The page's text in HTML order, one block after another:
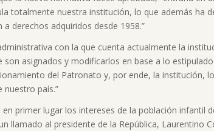
totalmente nuestra institución, lo que además ha
derechos adquiridos desde 1958.”
con la que cuenta actualmente la
asignados y modificarlos en base a lo
del Patronato y, por ende, la institución,
nuestro país.”
primer lugar los intereses de la población infantil
llamado al presidente de la República, Laurentino